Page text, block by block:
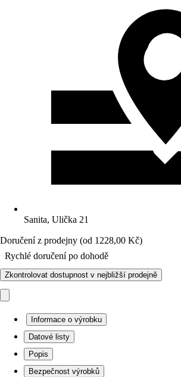
Sanita, Ulička 21
Doručení z prodejny (od 1228,00 Kč)
Rychlé doručení po dohodě
Zkontrolovat dostupnost v nejbližší prodejně
Informace o výrobku
Datové listy
Popis
Bezpečnost výrobků